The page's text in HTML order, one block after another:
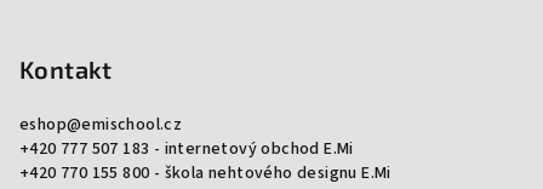
Kontakt
eshop@emischool.cz
+420 777 507 183 - internetový obchod E.Mi
+420 770 155 800 - škola nehtového designu E.Mi